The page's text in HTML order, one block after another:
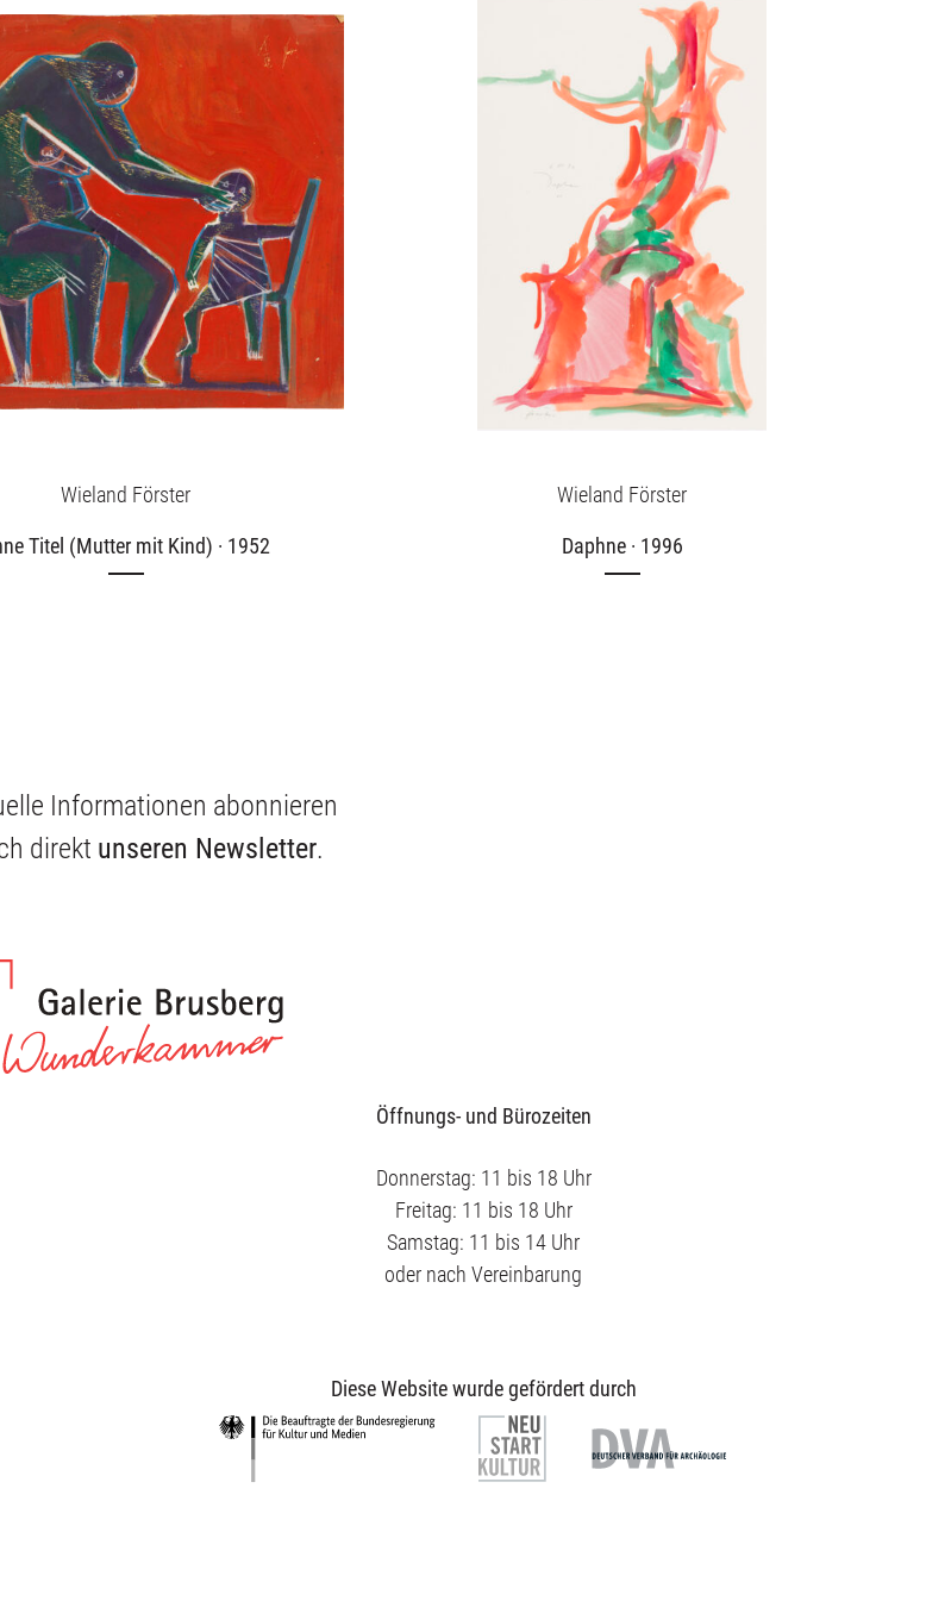
Aktuelles
Über uns
Publikationen
Wieland Förster
Titel (Mutter mit Kind) · 1952
Wieland Förster
Daphne · 1996
Informationen abonnieren
direkt unseren Newsletter.
Öffnungs- und Bürozeiten
Donnerstag: 11 bis 18 Uhr
Freitag: 11 bis 18 Uhr
Samstag: 11 bis 14 Uhr
oder nach Vereinbarung
Diese Website wurde gefördert durch